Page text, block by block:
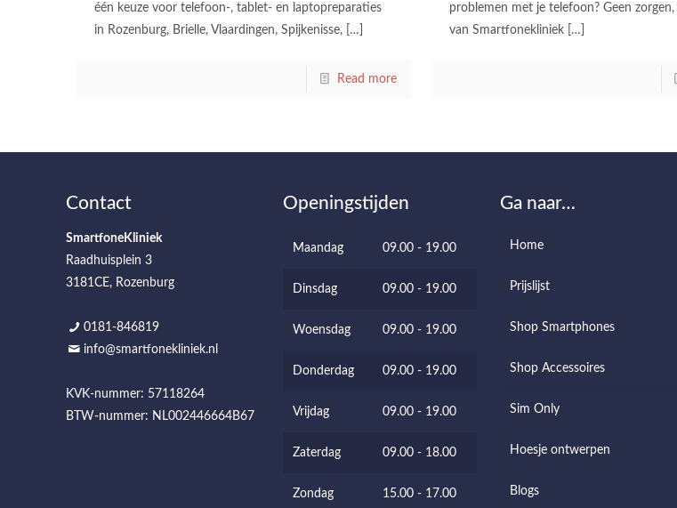
één keuze voor telefoon-, tablet- en laptopreparaties
in Rozenburg, Brielle, Vlaardingen, Spijkenisse, […]
Read more
problemen met je telefoon? Geen
van Smartfonekliniek[…]
Contact
SmartfoneKliniek
Raadhuisplein 3
3181CE, Rozenburg
0181-846819
info@smartfonekliniek.nl
KVK-nummer: 57118264
BTW-nummer: NL002446664B67
Openingstijden
Maandag 09.00 - 19.00
Dinsdag 09.00 - 19.00
Woensdag 09.00 - 19.00
Donderdag 09.00 - 19.00
Vrijdag 09.00 - 19.00
Zaterdag 09.00 - 18.00
Zondag 15.00 - 17.00
Ga naar…
Home
Prijslijst
Shop Smartphones
Shop Accessoires
Sim Only
Hoesje ontwerpen
Blogs